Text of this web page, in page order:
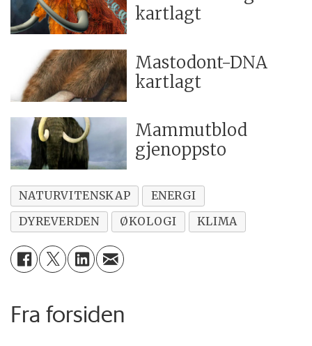
kartlagt
Mastodont-DNA
kartlagt
Mammutblod
gjenoppsto
NATURVITENSKAP
ENERGI
DYREVERDEN
ØKOLOGI KLIMA
Fra forsiden